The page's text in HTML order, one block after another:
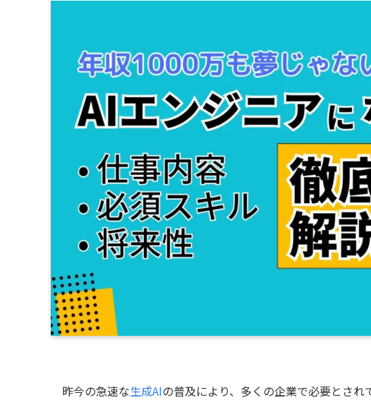
昨今の急速な生成AIの普及により、多くの企業で必要とされ